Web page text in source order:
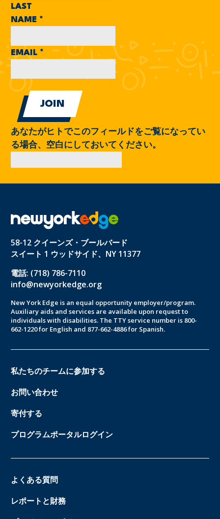
LAST
NAME *
EMAIL *
あなたがヒトでこのフィールドをご覧になってい
る場合、空白にしておいてください。
58-12 クイーンズ・ブールバード
スイート 1 ウッドサイド、NY 11377
電話: (718) 786-7110
info@newyorkedge.org
New York Edge is an equal opportunity employer/program.
Auxiliary aids and services are available upon request to
individuals with disabilities. The TTY service number is 800-
662-1220 for English and 877-662-4886 for Spanish.
私たちのチームに参加する
お問い合わせ
寄付する
プログラムポータルログイン
よくある質問
レポートと財務